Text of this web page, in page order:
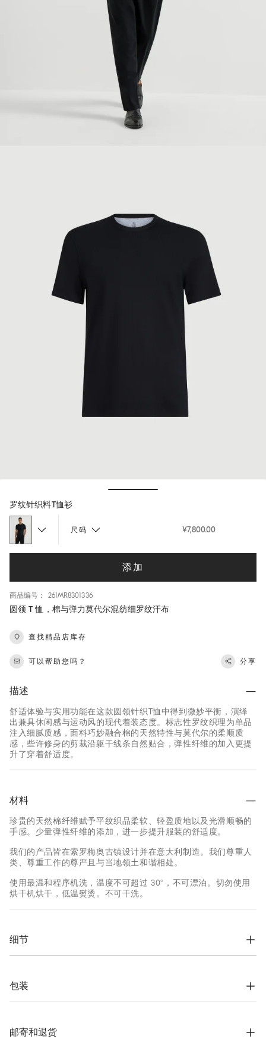
罗纹针织料T恤衫
尺码 ¥7,800.00
添加
商品编号： 261MR8301336
圆领 T 恤，棉与弹力莫代尔混纺细罗纹汗布
查找精品店库存
可以帮助您吗？ 分享
描述
舒适体验与实用功能在这款圆领针织T恤中得到微妙平衡，演绎
出兼具休闲感与运动风的现代着装态度。标志性罗纹织理为单品
注入细腻质感，面料巧妙融合棉的天然特性与莫代尔的柔顺质
感，些许修身的剪裁沿躯干线条自然贴合，弹性纤维的加入更提
升了穿着舒适度。
材料
珍贵的天然棉纤维赋予平纹织品柔软、轻盈质地以及光滑顺畅的
手感。少量弹性纤维的添加，进一步提升服装的舒适度。
我们的产品皆在索罗梅奥古镇设计并在意大利制造。我们尊重人
类、尊重工作的尊严且与当地领土和谐相处。
使用最温和程序机洗，温度不可超过 30°，不可漂泊。切勿使用
烘干机烘干，低温熨烫。不可干洗。
细节
下摆折边包缝
标准版型
包装
料制作，整个包装设计基于自立结构，可以用于储存和再使用，
并可平整存放在非常小的空间。
邮寄和退货